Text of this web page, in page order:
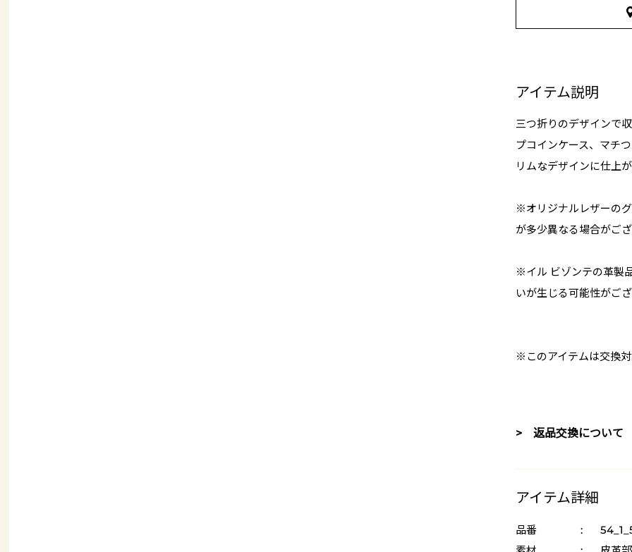
アイテム説明
三つ折りのデザインで
プコインケース、マチ
リムなデザインに仕上
※オリジナルレザーの
が多少異なる場合がご
※イル ビゾンテの革製
いが生じる可能性がご
※このアイテムは交換
> 返品交換について
アイテム詳細
品番 :